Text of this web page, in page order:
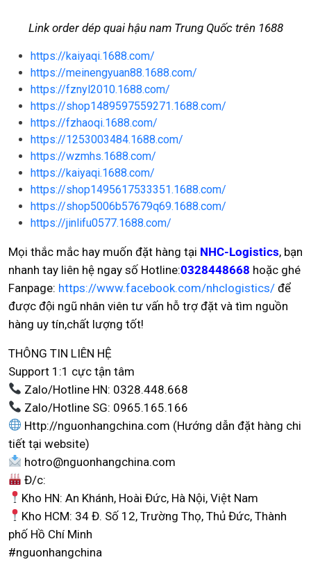
Link order dép quai hậu nam Trung Quốc trên 1688
https://kaiyaqi.1688.com/
https://meinengyuan88.1688.com/
https://fznyl2010.1688.com/
https://shop1489597559271.1688.com/
https://fzhaoqi.1688.com/
https://1253003484.1688.com/
https://wzmhs.1688.com/
https://kaiyaqi.1688.com/
https://shop1495617533351.1688.com/
https://shop5006b57679q69.1688.com/
https://jinlifu0577.1688.com/
Mọi thắc mắc hay muốn đặt hàng tại NHC-Logistics, bạn
nhanh tay liên hệ ngay số Hotline:0328448668 hoặc ghé
Fanpage: https://www.facebook.com/nhclogistics/ để
được đội ngũ nhân viên tư vấn hỗ trợ đặt và tìm nguồn
hàng uy tín,chất lượng tốt!
THÔNG TIN LIÊN HỆ
Support 1:1 cực tận tâm
Zalo/Hotline HN: 0328.448.668
Zalo/Hotline SG: 0965.165.166
Http://nguonhangchina.com (Hướng dẫn đặt hàng chi
tiết tại website)
hotro@nguonhangchina.com
Đ/c:
Kho HN: An Khánh, Hoài Đức, Hà Nội, Việt Nam
Kho HCM: 34 Đ. Số 12, Trường Thọ, Thủ Đức, Thành
phố Hồ Chí Minh
#nguonhangchina